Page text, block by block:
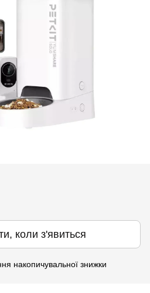
коли з'явиться
накопичувальної знижки